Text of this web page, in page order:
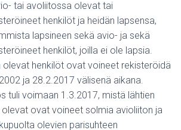
tai avoliitossa olevat tai
henkilöt ja heidän lapsensa,
lapsineen sekä avio- ja sekä
henkilöt, joilla ei ole lapsia.
olevat henkilöt ovat voineet rekisteröidä
ja 28.2.2017 välisenä aikana.
tuli voimaan 1.3.2017, mistä lähtien
ovat voineet solmia avioliiton ja
olevien parisuhteen